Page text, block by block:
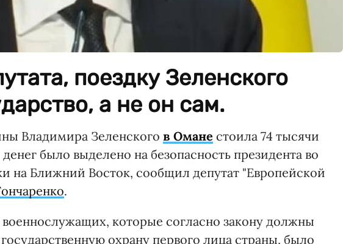
поездку Зеленского
а не он сам.
Владимира Зеленского в Омане стоила 74 тысячи
было выделено на безопасность президента во
на Ближний Восток, сообщил депутат "Европейской
.
которые согласно закону должны
охрану первого лица страны, было